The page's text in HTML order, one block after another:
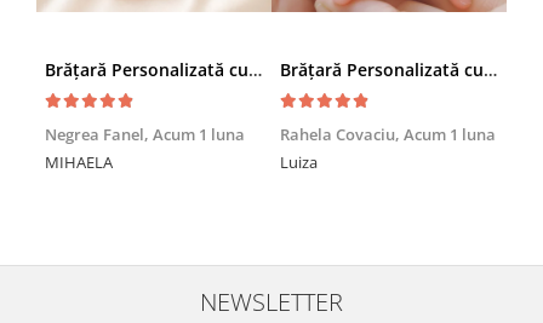
Brățară Personalizată cu Nume și Cruciuță – Inox Aur IP
Negrea Fanel, Acum 1 luna
MIHAELA
Brățară Personalizată cu Nume, Inox Auriu Waterproof, pentru copii
Rahela Covaciu, Acum 1 luna
Luiza
NEWSLETTER